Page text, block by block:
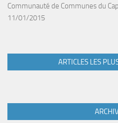
Communauté de Communes du
11/01/2015
ARTICLES LES